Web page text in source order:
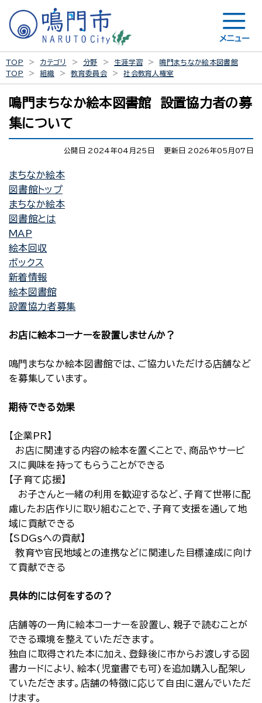
メニュー
TOP カテゴリ 分野 生涯学習
鳴門まちなか絵本図書館
TOP
組織 教育委員会 社会教育人権室
鳴門まちなか絵本図書館 設置協力者の募
集について
公開日 2024年04月25日 更新日 2026年05月07日
まちなか絵本
図書館トップ
まちなか絵本
図書館とは
MAP
絵本回収
ボックス
新着情報
絵本図書館
設置協力者募集
お店に絵本コーナーを設置しませんか？
鳴門まちなか絵本図書館では、ご協力いただける店舗など
を募集しています。
期待できる効果
【企業PR】
お店に関連する内容の絵本を置くことで、商品やサービ
スに興味を持ってもらうことができる
【子育て応援】
お子さんと一緒の利用を歓迎するなど、子育て世帯に配
慮したお店作りに取り組むことで、子育て支援を通して地
域に貢献できる
【SDGｓへの貢献】
教育や官民地域との連携などに関連した目標達成に向け
て貢献できる
具体的には何をするの？
店舗等の一角に絵本コーナーを設置し、親子で読むことが
できる環境を整えていただきます。
独自に取得された本に加え、登録後に市からお渡しする図
書カードにより、絵本(児童書でも可)を追加購入し配架し
ていただきます。店舗の特徴に応じて自由に選んでいただ
けます。